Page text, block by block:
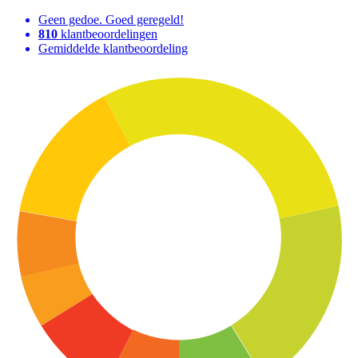
Geen gedoe. Goed geregeld!
810 klantbeoordelingen
Gemiddelde klantbeoordeling